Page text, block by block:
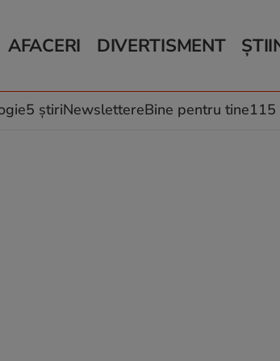
AFACERI
Auto
Locuri de muncă
DIVERTISMENT
Horoscop
Muzică și Filme
5 știriNewslettereBine pentru tine115